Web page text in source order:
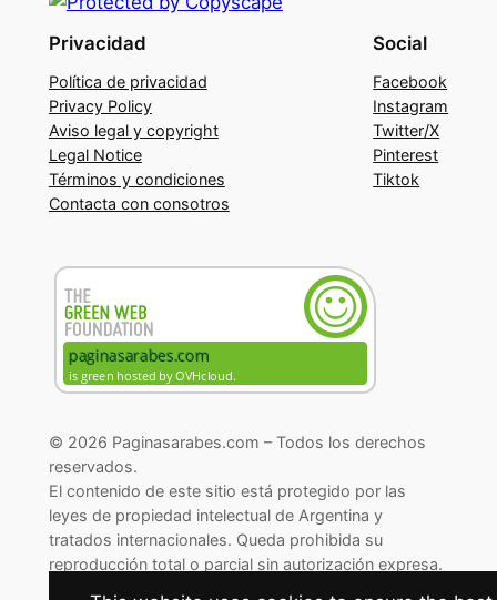
Privacidad
Política de privacidad
Privacy Policy
Aviso legal y copyright
Legal Notice
Términos y condiciones
Contacta con consotros
Social
Facebook
Instagram
Twitter/X
Pinterest
Tiktok
© 2026 Paginasarabes.com – Todos los derechos
reservados.
El contenido de este sitio está protegido por las
leyes de propiedad intelectual de Argentina y
tratados internacionales. Queda prohibida su
reproducción total o parcial sin autorización expresa.